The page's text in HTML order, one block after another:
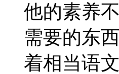
他的素养
需要的东
着相当语